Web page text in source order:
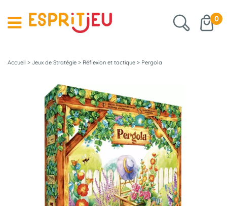
0
Accueil > Jeux de Stratégie > Réflexion et tactique > Pergola